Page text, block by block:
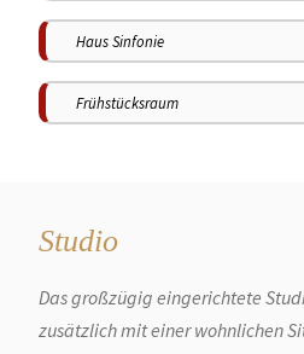
Haus Sinfonie
Frühstücksraum
Studio
Das großzügig eingerichtete
zusätzlich mit einer wohnlichen